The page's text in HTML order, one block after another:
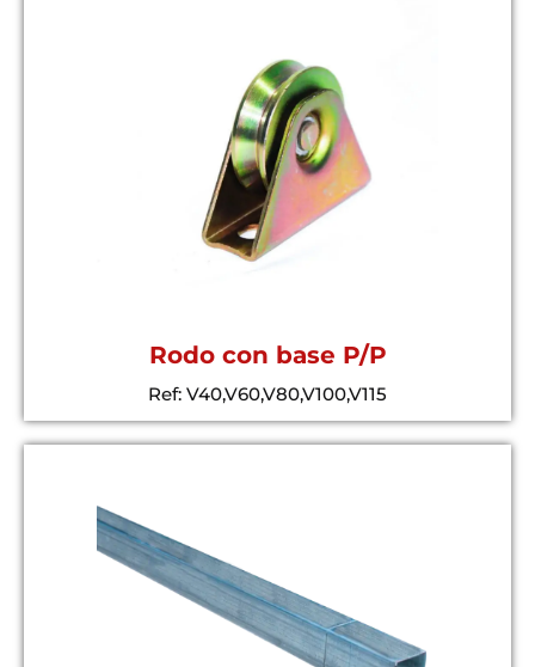
Rodo con base P/P
Ref: V40,V60,V80,V100,V115